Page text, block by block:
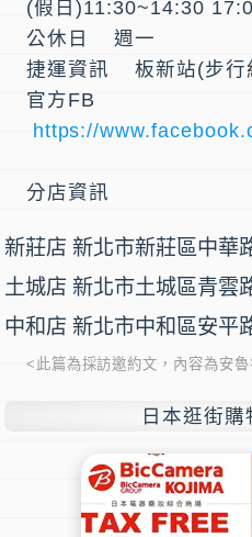
(假日)11:30~14:30
公休日 週一
捷運資訊 板新站(步行
官方FB
https://
分店資訊
新莊店 新北市新莊區中華
土城店 新北市土城區青雲
中和店 新北市中和區安平
<此篇為採訪邀約文，內容為安
日本逛街